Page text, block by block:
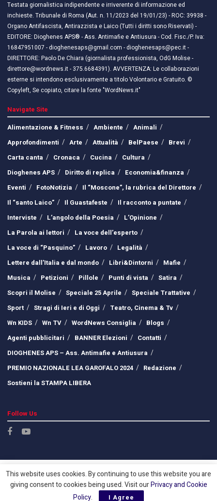
Testata giornalistica indipendente e irriverente di informazione ed
inchieste. Tribunale di Roma (Aut. n. 11/2023 del 19/01/23) - ROC: 39938 -
Organo Antifascista, Antirazzista e Laico (Tutti i diritti sono Riservati) -
EDITORE: Dioghenes APS® - Ass. Antimafie e Antiusura - Cod. Fisc./P. Iva:
16847951007 - dioghenesaps@gmail.com - dioghenesaps@pec.it - ​​
DIRETTORE: Paolo De Chiara (giornalista professionista, OdG Molise -
direttore@wordnews.it - ​​375.6684391). AVVERTENZA: Le collaborazioni
esterne si intendono esclusivamente a titolo Volontario e Gratuito. ©
Copyleft, Se copiato, citare la fonte "WordNews.it"
Navigate Site
Alimentazione & Fitness
Ambiente
Animali
Approfondimenti
Arte Attualità BelPaese
Brevi
Carta canta
Cronaca Cucina
Cultura
Dioghenes APS
Diritto di replica
Economia&finanza
Eventi
FotoNotizia
Il “Moscone”, la rubrica del Direttore
Il “santo Laico”
Il Guastafeste
Il racconto a puntate
Interviste
L’angolo della Poesia
L’Opinione
La Parola ai lettori
La voce dell’esperto
La voce di “Pasquino”
Lavoro
Legalità
Lettere dall’Italia e dal mondo
Libri&Dintorni
Mafie
Musica
Petizioni Pillole Punti di vista
Satira
Scopri il Molise
Speciale 25 Aprile
Speciale Trattative
Sport
Stragi di Ieri e di Oggi
Teatro, Cinema & Tv
Wn KIDS
Wn TV WordNews Consiglia
Blogs
Agenti pubblicitari
BANNER Elezioni
Contatti
DIOGHENES APS – Ass. Antimafie e Antiusura
PREMIO NAZIONALE LEA GAROFALO 2024
Redazione
Sostieni la STAMPA LIBERA
Follow Us
This website uses cookies. By continuing to use this website you are
giving consent to cookies being used. Visit ourPrivacy and Cookie
Policy. I Agree